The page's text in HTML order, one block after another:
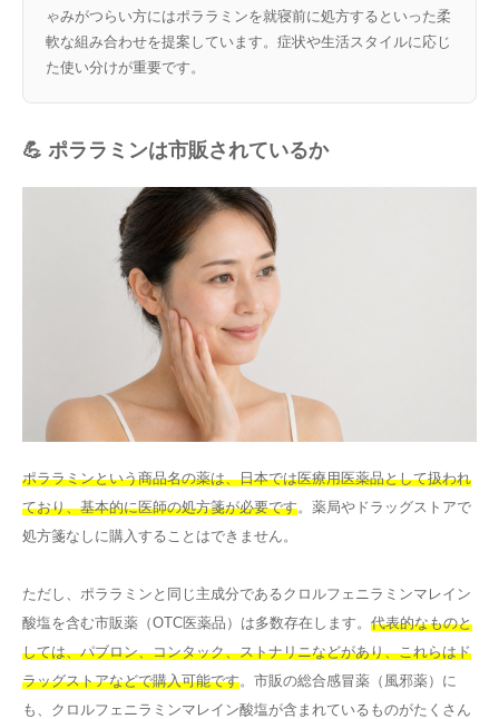
ゃみがつらい方にはポララミンを就寝前に処方するといった柔
軟な組み合わせを提案しています。症状や生活スタイルに応じ
た使い分けが重要です。
💪 ポララミンは市販されているか
ポララミンという商品名の薬は、日本では医療用医薬品として扱われ
ており、基本的に医師の処方箋が必要です。薬局やドラッグストアで
処方箋なしに購入することはできません。
ただし、ポララミンと同じ主成分であるクロルフェニラミンマレイン
酸塩を含む市販薬（OTC医薬品）は多数存在します。 代表的なものと
しては、パブロン、コンタック、ストナリニなどがあり、これらはド
ラッグストアなどで購入可能です。市販の総合感冒薬（風邪薬）に
も、クロルフェニラミンマレイン酸塩が含まれているものがたくさん